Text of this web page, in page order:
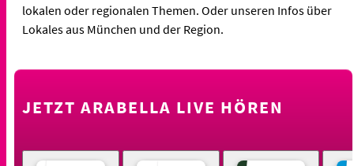
lokalen oder regionalen Themen. Oder unseren Infos über
Lokales aus München und der Region.
JETZT ARABELLA LIVE HÖREN